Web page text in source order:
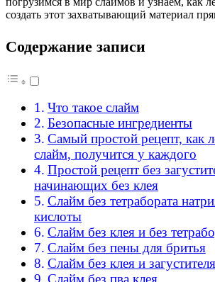
создать этот захватывающий материал
Содержание записи
Что такое слайм
Безопасные ингредиенты
Самый простой рецепт, как
слайм, получится у каждого
Простой рецепт без
начинающих без клея
Слайм без тетрабората
кислоты
Слайм без клея и без
Слайм без пены для бритья
Слайм без клея и загустителя
Слайм без пва клея